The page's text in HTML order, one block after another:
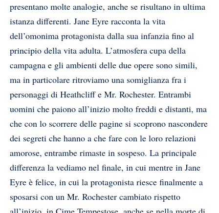
presentano molte analogie, anche se risultano in ultima
istanza differenti. Jane Eyre racconta la vita
dell’omonima protagonista dalla sua infanzia fino al
principio della vita adulta. L’atmosfera cupa della
campagna e gli ambienti delle due opere sono simili,
ma in particolare ritroviamo una somiglianza fra i
personaggi di Heathcliff e Mr. Rochester. Entrambi
uomini che paiono all’inizio molto freddi e distanti, ma
che con lo scorrere delle pagine si scoprono nascondere
dei segreti che hanno a che fare con le loro relazioni
amorose, entrambe rimaste in sospeso. La principale
differenza la vediamo nel finale, in cui mentre in Jane
Eyre è felice, in cui la protagonista riesce finalmente a
sposarsi con un Mr. Rochester cambiato rispetto